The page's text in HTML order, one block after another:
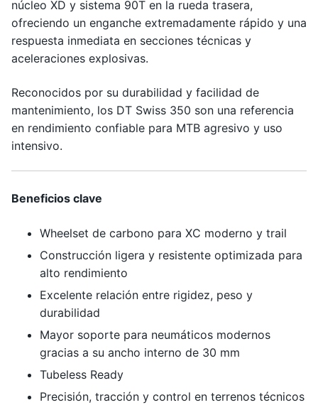
núcleo XD y sistema 90T en la rueda trasera,
ofreciendo un enganche extremadamente rápido y una
respuesta inmediata en secciones técnicas y
aceleraciones explosivas.
Reconocidos por su durabilidad y facilidad de
mantenimiento, los DT Swiss 350 son una referencia
en rendimiento confiable para MTB agresivo y uso
intensivo.
Beneficios clave
Wheelset de carbono para XC moderno y trail
Construcción ligera y resistente optimizada para
alto rendimiento
Excelente relación entre rigidez, peso y
durabilidad
Mayor soporte para neumáticos modernos
gracias a su ancho interno de 30 mm
Tubeless Ready
Precisión, tracción y control en terrenos técnicos